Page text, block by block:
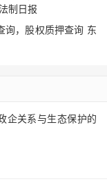
询，股权质押查询 东
企关系与生态保护的